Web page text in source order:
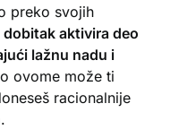
preko svojih
dobitak aktivira deo
lažnu nadu i
ovome može ti
racionalnije